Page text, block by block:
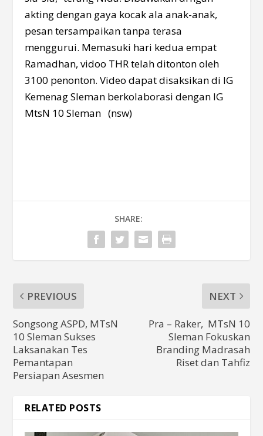
akting dengan gaya kocak ala anak-anak,
pesan tersampaikan tanpa terasa
menggurui. Memasuki hari kedua empat
Ramadhan, vidoo THR telah ditonton oleh
3100 penonton. Video dapat disaksikan di IG
Kemenag Sleman berkolaborasi dengan IG
MtsN 10 Sleman (nsw)
SHARE:
PREVIOUS
Songsong ASPD, MTsN
10 Sleman Sukses
Laksanakan Tes
Pemantapan
Persiapan Asesmen
NEXT
Pra – Raker, MTsN 10
Sleman Fokuskan
Branding Madrasah
Riset dan Tahfiz
RELATED POSTS